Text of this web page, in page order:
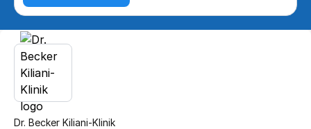
Dr. Becker Kiliani-Klinik